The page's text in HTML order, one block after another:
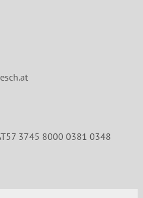
3745 8000 0381 0348